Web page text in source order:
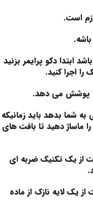
است.
ابتدا دکو پرایمر بزنید
اجرا کنید.
شما بدهد باید زمانیکه
را ماساژ دهید تا بافت های
از یک تکنیک ضربه ای
یک لایه نازک از ماده